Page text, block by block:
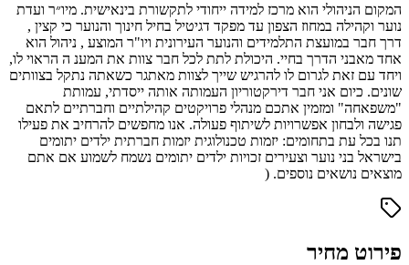
המקום הניהולי הוא מרכז למידה ייחודי לתקשורת בינאישית. מיו״ר ועדת
נוער וקהילה במחוז הצפון עד מפקד דגיטיל בחיל חינוך והנוער כי קצין ,
דרך חבר במועצת התלמידים והנוער העירונית ויו"ר המוצע , ניהול הוא
אחד מאבני הדרך בחיי. היכולת לתת לכל חבר צוות את המענ ה הראוי לו,
ויחד עם זאת לגרום לו להרגיש שייך לצוות מאתגר כשאתה נתקל בצוותים
שונים. כיום אני חבר דירקטוריון העמותה אותה ייסדתי, עמותת
"משפאחה" ומזמין אתכם מנהלי פרויקטים קהילתיים וחברתיים לתאם
פגישה ולבחון אפשרויות לשיתוף פעולה. אנו מחפשים להרחיב את פעילו
תנו בכל עת בתחומים: יזמות טכנולוגית יזמות חברתית ילדים יתומים
בישראל בני נוער וצעירים זכויות ילדים יתומים נשמח לשמוע אם אתם
מוצאים נושאים נוספים. (
פירוט מחיר